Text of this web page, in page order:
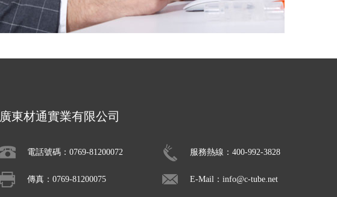
廣東材通實業有限公司
電話號碼：0769-81200072 服務熱線：400-992-3828
傳真：0769-81200075 E-Mail：info@c-tube.net